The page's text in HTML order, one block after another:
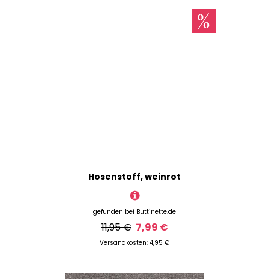
Hosenstoff, weinrot
gefunden bei Buttinette.de
11,95 € 7,99 €
Versandkosten: 4,95 €